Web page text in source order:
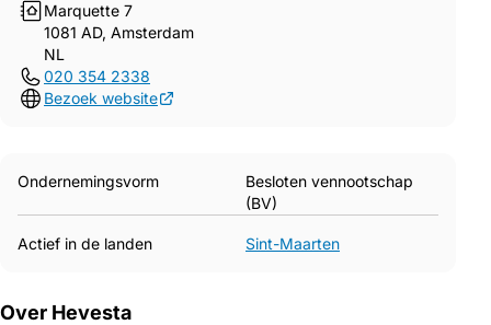
Marquette 7
1081 AD, Amsterdam
NL
020 354 2338
Bezoek website
Ondernemingsvorm
Besloten vennootschap
(BV)
Actief in de landen Sint-Maarten
Over Hevesta